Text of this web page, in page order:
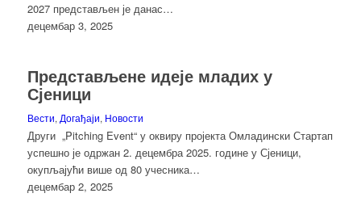
2027 представљен је данас…
децембар 3, 2025
Представљене идеје младих у
Сјеници
Вести, Догађаји, Новости
Други „Pitching Event“ у оквиру пројекта Омладински Стартап
успешно је одржан 2. децембра 2025. године у Сјеници,
окупљајући више од 80 учесника…
децембар 2, 2025